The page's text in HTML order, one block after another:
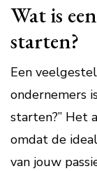
Wat is
starten?
Een
ondernemers
starten?” Het
omdat de
van jouw